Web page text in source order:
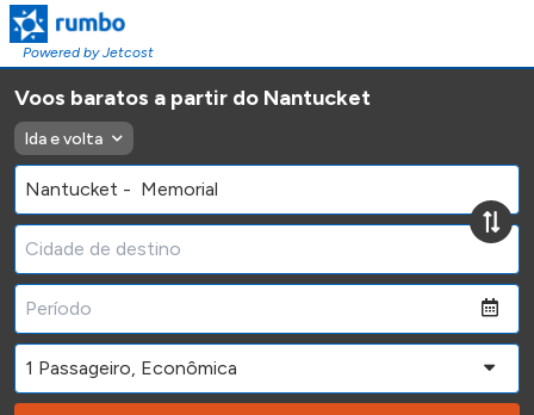
Powered by Jetcost
Voos baratos a partir do Nantucket
Ida e volta